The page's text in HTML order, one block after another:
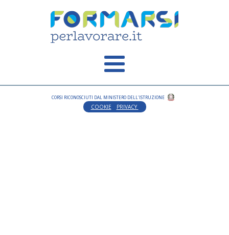
CORSI RICONOSCIUTI DAL MINISTERO DELL'ISTRUZIONE
COOKIE PRIVACY